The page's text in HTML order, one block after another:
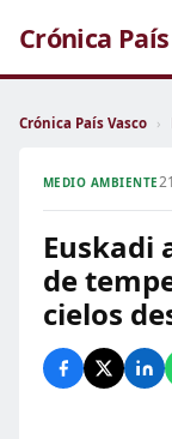
Crónica
Crónica País Vasco ›
MEDIO AMBIENTE
Euskadi
de
cielos